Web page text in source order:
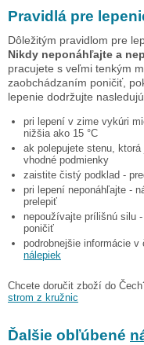
Pravidlá pre
Dôležitým pravidlom pre
Nikdy neponáhľajte a
pracujete s veľmi tenkým
zaobchádzaním poničiť,
lepenie dodržujte
pri lepení v zime vykúri
nižšia ako 15 °C
ak polepujete stenu,
vhodné podmienky
zaistite čistý podklad -
pri lepení neponáhľajte -
prelepiť
nepoužívajte prílišnú silu
poničiť
podrobnejšie informácie v
nálepiek
Chcete doručit zboží do
strom z kružnic
Ďalšie obľúbené